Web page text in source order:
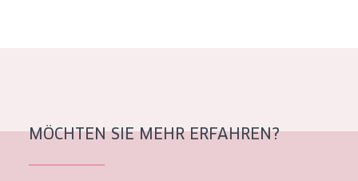
MÖCHTEN SIE MEHR ERFAHREN?